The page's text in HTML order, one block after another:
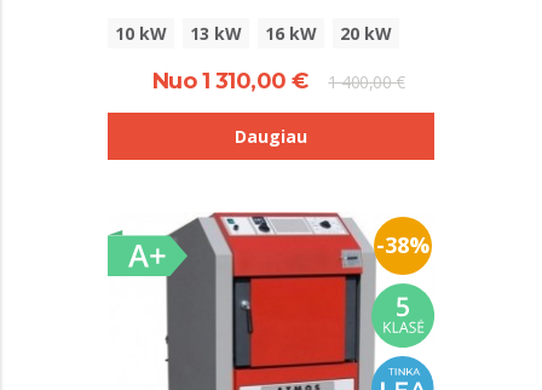
10 kW 13 kW 16 kW 20 kW
Nuo 1 310,00 € 1 400,00 €
Daugiau
-38%